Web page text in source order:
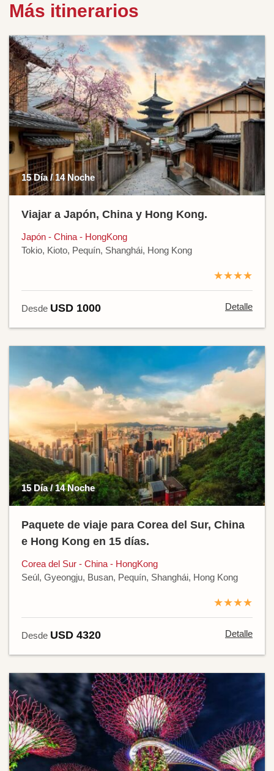
Más itinerarios
15 Día / 14 Noche
Viajar a Japón, China y Hong Kong.
Japón - China - HongKong
Tokio, Kioto, Pequín, Shanghái, Hong Kong
★★★★
Desde USD 1000 Detalle
15 Día / 14 Noche
Paquete de viaje para Corea del Sur, China
e Hong Kong en 15 días.
Corea del Sur - China - HongKong
Seúl, Gyeongju, Busan, Pequín, Shanghái, Hong Kong
★★★★
Desde USD 4320 Detalle